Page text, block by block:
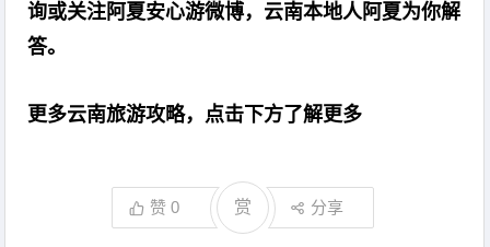
询或关注阿夏安心游微博，云南本地人阿夏为你解
答。
更多云南旅游攻略，点击下方了解更多
赞0 赏 分享